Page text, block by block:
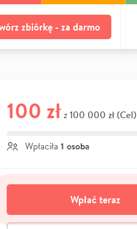
zbiórkę - za darmo
100 zł z 100 000 zł (Cel)
Wpłaciła 1 osoba
Wpłać teraz